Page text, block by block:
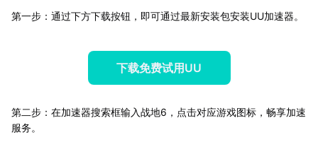
第一步：通过下方下载按钮，即可通过最新安装包安装UU加速器。
下载免费试用UU
第二步：在加速器搜索框输入战地6，点击对应游戏图标，畅享加速
服务。